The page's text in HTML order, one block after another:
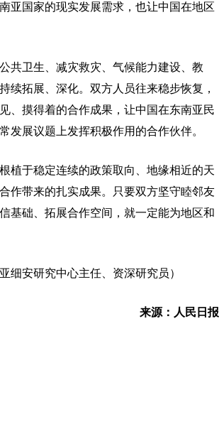
亚国家的现实发展需求，也让中国在地区
卫生、减灾救灾、气候能力建设、教
续拓展、深化。双方人员往来稳步恢复，
、摸得着的合作成果，让中国在东南亚民
发展议题上发挥积极作用的合作伙伴。
于稳定连续的政策取向、地缘相近的天
作带来的扎实成果。只要双方坚守睦邻友
基础、拓展合作空间，就一定能为地区和
安研究中心主任、资深研究员）
来源：人民日报